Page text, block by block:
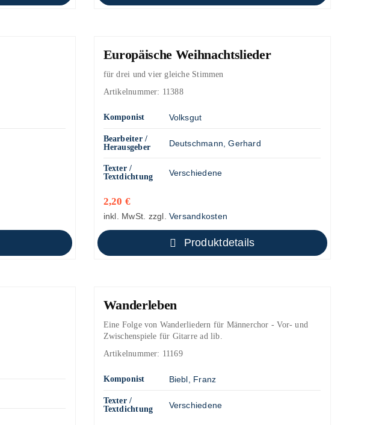
Europäische Weihnachtslieder
für drei und vier gleiche Stimmen
Artikelnummer: 11388
Komponist Volksgut
Bearbeiter /
Herausgeber
Deutschmann, Gerhard
Texter /
Textdichtung
Verschiedene
2,20 €
inkl. MwSt. zzgl. Versandkosten
Produktdetails
Wanderleben
Eine Folge von Wanderliedern für Männerchor - Vor- und
Zwischenspiele für Gitarre ad lib.
Artikelnummer: 11169
Komponist Biebl, Franz
Texter /
Textdichtung
Verschiedene